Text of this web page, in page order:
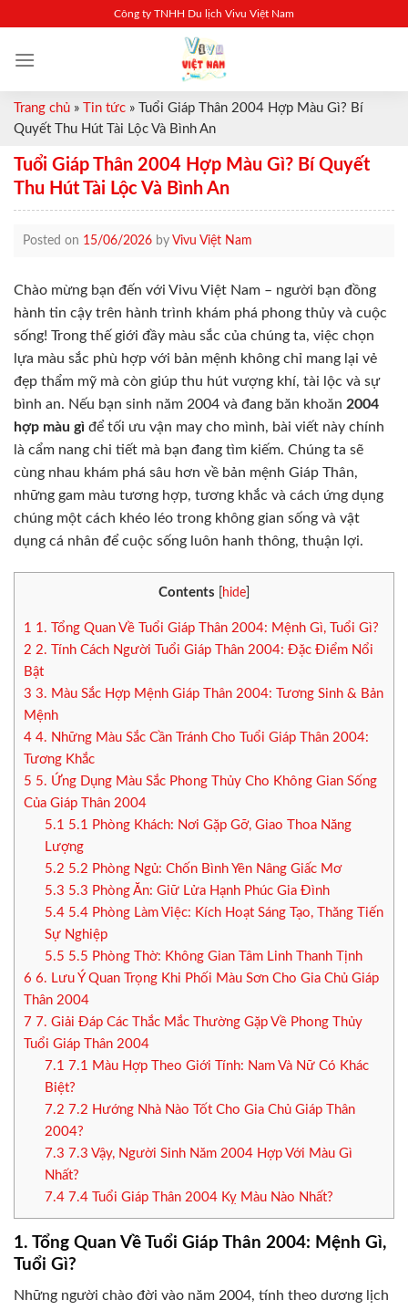
content
Công ty TNHH Du lịch Vivu Việt Nam
Trang chủ » Tin tức »
Tuổi Giáp Thân 2004 Hợp Màu Gì? Bí
Quyết Thu Hút Tài Lộc Và Bình An
Tuổi Giáp Thân 2004 Hợp Màu Gì? Bí Quyết
Thu Hút Tài Lộc Và Bình An
Posted on 15/06/2026 by Vivu Việt Nam
Chào mừng bạn đến với Vivu Việt Nam – người bạn đồng
hành tin cậy trên hành trình khám phá phong thủy và cuộc
sống! Trong thế giới đầy màu sắc của chúng ta, việc chọn
lựa màu sắc phù hợp với bản mệnh không chỉ mang lại vẻ
đẹp thẩm mỹ mà còn giúp thu hút vượng khí, tài lộc và sự
bình an. Nếu bạn sinh năm 2004 và đang băn khoăn 2004
hợp màu gì để tối ưu vận may cho mình, bài viết này chính
là cẩm nang chi tiết mà bạn đang tìm kiếm. Chúng ta sẽ
cùng nhau khám phá sâu hơn về bản mệnh Giáp Thân,
những gam màu tương hợp, tương khắc và cách ứng dụng
chúng một cách khéo léo trong không gian sống và vật
dụng cá nhân để cuộc sống luôn hanh thông, thuận lợi.
Contents hide
1 1. Tổng Quan Về Tuổi Giáp Thân 2004: Mệnh Gì, Tuổi Gì?
2 2. Tính Cách Người Tuổi Giáp Thân 2004: Đặc Điểm Nổi
Bật
3 3. Màu Sắc Hợp Mệnh Giáp Thân 2004: Tương Sinh & Bản
Mệnh
4 4. Những Màu Sắc Cần Tránh Cho Tuổi Giáp Thân 2004:
Tương Khắc
5 5. Ứng Dụng Màu Sắc Phong Thủy Cho Không Gian Sống
Của Giáp Thân 2004
5.1 5.1 Phòng Khách: Nơi Gặp Gỡ, Giao Thoa Năng
Lượng
5.2 5.2 Phòng Ngủ: Chốn Bình Yên Nâng Giấc Mơ
5.3 5.3 Phòng Ăn: Giữ Lửa Hạnh Phúc Gia Đình
5.45.4 Phòng Làm Việc: Kích Hoạt Sáng Tạo, Thăng Tiến
Sự Nghiệp
5.5 5.5 Phòng Thờ: Không Gian Tâm Linh Thanh Tịnh
6 6. Lưu Ý Quan Trọng Khi Phối Màu Sơn Cho Gia Chủ Giáp
Thân 2004
7 7. Giải Đáp Các Thắc Mắc Thường Gặp Về Phong Thủy
Tuổi Giáp Thân 2004
7.1
7.1 Màu Hợp Theo Giới Tính: Nam Và Nữ Có Khác
Biệt?
7.2 7.2 Hướng Nhà Nào Tốt Cho Gia Chủ Giáp Thân
2004?
7.3 7.3 Vậy, Người Sinh Năm 2004 Hợp Với Màu Gì
Nhất?
7.47.4 Tuổi Giáp Thân 2004 Kỵ Màu Nào Nhất?
1. Tổng Quan Về Tuổi Giáp Thân 2004: Mệnh Gì,
Tuổi Gì?
Những người chào đời vào năm 2004, tính theo dương lịch